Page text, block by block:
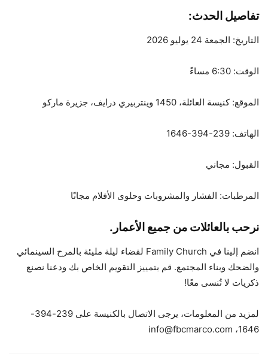
تفاصيل الحدث:
التاريخ: الجمعة 24 يوليو 2026
الوقت: 6:30 مساءً
الموقع: كنيسة العائلة، 1450 وينتربيري درايف، جزيرة ماركو
الهاتف: 239-394-1646
القبول: مجاني
المرطبات: الفشار والمشروبات وحلوى الأفلام مجانًا
نرحب بالعائلات من جميع الأعمار.
انضم إلينا في Family Church لقضاء ليلة مليئة بالمرح السينمائي
والضحك وبناء المجتمع. قم بتمييز التقويم الخاص بك ودعنا نصنع
ذكريات لا تُنسى معًا!
لمزيد من المعلومات، يرجى الاتصال بالكنيسة على 239-394-
1646، info@fbcmarco.com